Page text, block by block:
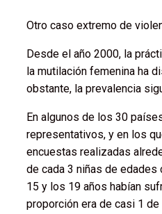
Otro caso extremo de
Desde el año 2000, la
la mutilación femenina ha
obstante, la prevalencia
En algunos de los 30
representativos, y en los
encuestas realizadas
de cada 3 niñas de
15 y los 19 años habían
proporción era de casi 1